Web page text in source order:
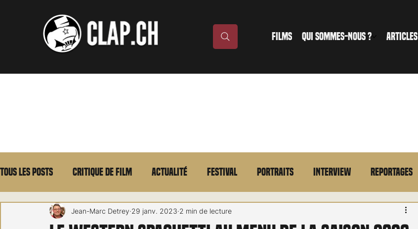
FILMS QUI SOMMES-NOUS ? ARTICLES
Tous les posts Critique de film Actualité Festival Portraits Interview Reportages
Max Borg Laurent Scherlen Memento En bref
Jean-Marc Detrey 29 janv. 2023 2 min de lecture